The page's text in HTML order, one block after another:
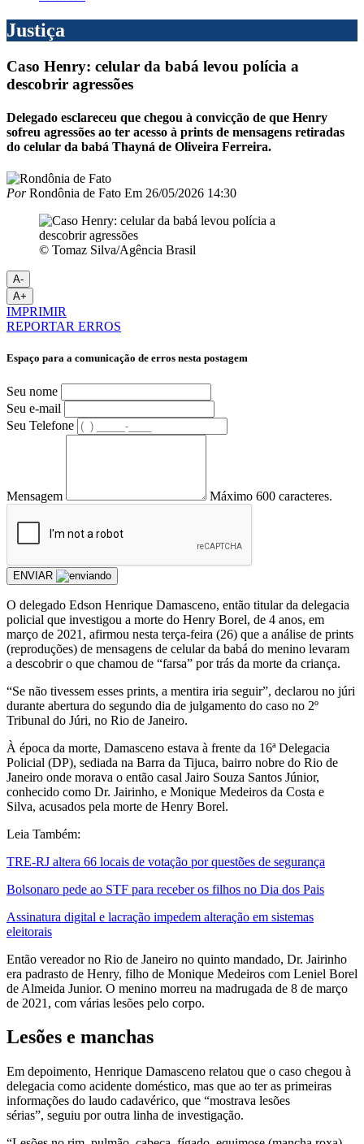
Justiça
Caso Henry: celular da babá levou polícia a
descobrir agressões
Delegado esclareceu que chegou à convicção de que Henry
sofreu agressões ao ter acesso à prints de mensagens retiradas
do celular da babá Thayná de Oliveira Ferreira.
PorRondônia de Fato Em 26/05/2026 14:30
© Tomaz Silva/Agência Brasil
A-
A+
IMPRIMIR
REPORTAR ERROS
Espaço para a comunicação de erros nesta postagem
Seu nome
Seu e-mail
Seu Telefone
Mensagem Máximo 600 caracteres.
ENVIAR
O delegado Edson Henrique Damasceno, então titular da delegacia
policial que investigou a morte do Henry Borel, de 4 anos, em
março de 2021, afirmou nesta terça-feira (26) que a análise de prints
(reproduções) de mensagens de celular da babá do menino levaram
a descobrir o que chamou de “farsa” por trás da morte da criança.
“Se não tivessem esses prints, a mentira iria seguir”, declarou no júri
durante abertura do segundo dia de julgamento do caso no 2º
Tribunal do Júri, no Rio de Janeiro.
À época da morte, Damasceno estava à frente da 16ª Delegacia
Policial (DP), sediada na Barra da Tijuca, bairro nobre do Rio de
Janeiro onde morava o então casal Jairo Souza Santos Júnior,
conhecido como Dr. Jairinho, e Monique Medeiros da Costa e
Silva, acusados pela morte de Henry Borel.
Leia Também:
TRE-RJ altera 66 locais de votação por questões de segurança
Bolsonaro pede ao STF para receber os filhos no Dia dos Pais
Assinatura digital e lacração impedem alteração em sistemas
eleitorais
Então vereador no Rio de Janeiro no quinto mandado, Dr. Jairinho
era padrasto de Henry, filho de Monique Medeiros com Leniel Borel
de Almeida Junior. O menino morreu na madrugada de 8 de março
de 2021, com várias lesões pelo corpo.
Lesões e manchas
Em depoimento, Henrique Damasceno relatou que o caso chegou à
delegacia como acidente doméstico, mas que ao ter as primeiras
informações do laudo cadavérico, que “mostrava lesões
sérias”, seguiu por outra linha de investigação.